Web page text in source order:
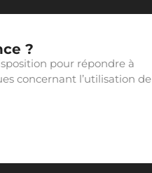
?
pour répondre à
concernant l’utilisation de